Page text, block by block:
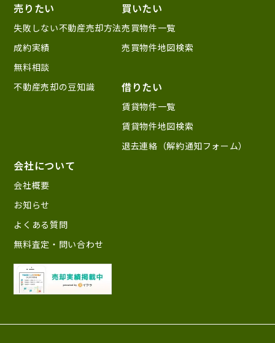
売りたい
失敗しない不動産売却方法
成約実績
無料相談
不動産売却の豆知識
買いたい
売買物件一覧
売買物件地図検索
借りたい
賃貸物件一覧
賃貸物件地図検索
退去連絡（解約通知フォーム）
会社について
会社概要
お知らせ
よくある質問
無料査定・問い合わせ